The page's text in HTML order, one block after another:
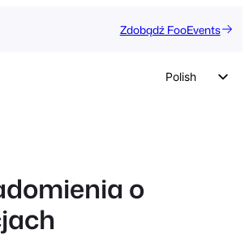
Zdobądź FooEvents
Polish
o